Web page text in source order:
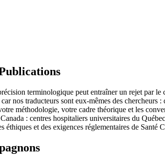
terminologique peut entraîner un rejet par
nos traducteurs sont eux-mêmes des
méthodologie, votre cadre théorique et les
: centres hospitaliers universitaires du
et des exigences réglementaires de Santé